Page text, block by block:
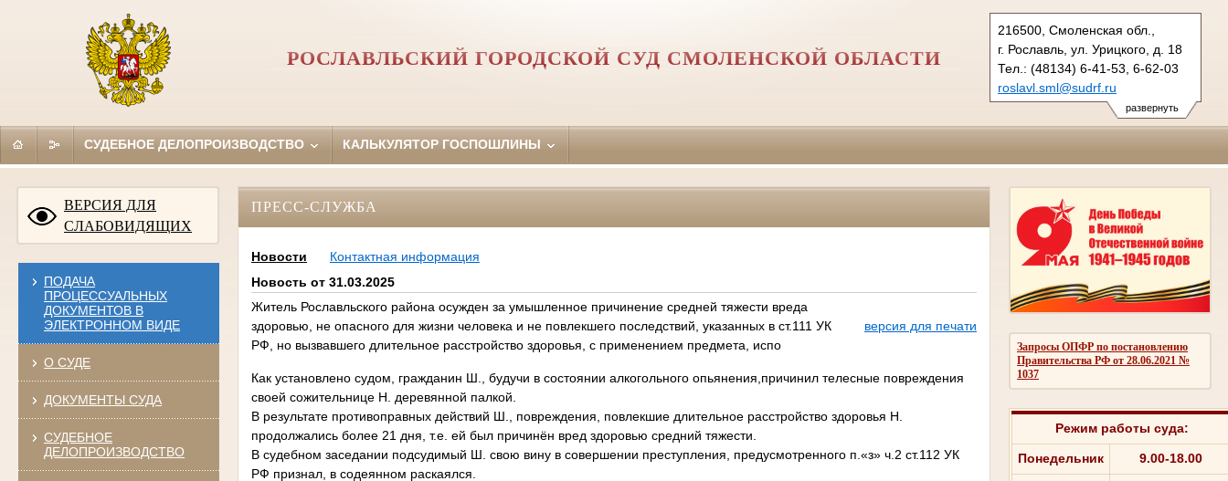
развернуть
216500, Смоленская обл.,
г. Рославль, ул. Урицкого, д. 18
Тел.: (48134) 6-41-53, 6-62-03
roslavl.sml@sudrf.ru
РОСЛАВЛЬСКИЙ ГОРОДСКОЙ СУД СМОЛЕНСКОЙ ОБЛАСТИ
СУДЕБНОЕ ДЕЛОПРОИЗВОДСТВО КАЛЬКУЛЯТОР ГОСПОШЛИНЫ
ВЕРСИЯ ДЛЯ
СЛАБОВИДЯЩИХ
ПОДАЧА
ПРОЦЕССУАЛЬНЫХ
ДОКУМЕНТОВ В
ЭЛЕКТРОННОМ ВИДЕ
О СУДЕ
ДОКУМЕНТЫ СУДА
СУДЕБНОЕ
ДЕЛОПРОИЗВОДСТВО
Запросы ОПФР по постановлению
Правительства РФ от 28.06.2021 №
1037
Режим работы суда:
Понедельник 9.00-18.00
ПРЕСС-СЛУЖБА
Новости
Контактная информация
Новость от 31.03.2025
Житель Рославльского района осужден за умышленное причинение средней тяжести вреда
здоровью, не опасного для жизни человека и не повлекшего последствий, указанных в ст.111 УК
РФ, но вызвавшего длительное расстройство здоровья, с применением предмета, испо
версия для печати
Как установлено судом, гражданин Ш., будучи в состоянии алкогольного опьянения,причинил телесные повреждения
своей сожительнице Н. деревянной палкой.
В результате противоправных действий Ш., повреждения, повлекшие длительное расстройство здоровья Н.
продолжались более 21 дня, т.е. ей был причинён вред здоровью средний тяжести.
В судебном заседании подсудимый Ш. свою вину в совершении преступления, предусмотренного п.«з» ч.2 ст.112 УК
РФ признал, в содеянном раскаялся.